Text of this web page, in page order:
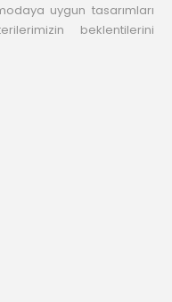
uygun tasarımları
beklentilerini